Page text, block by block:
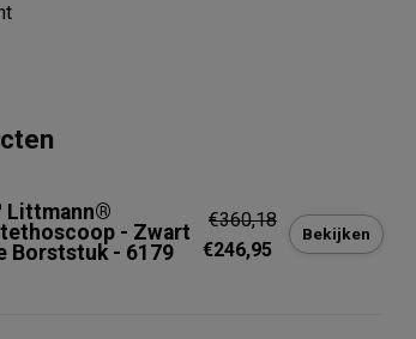
Littmann®
- Zwart
Borststuk - 6179
€360,18
€246,95
Bekijken